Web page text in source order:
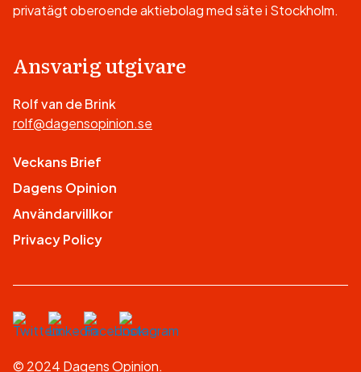
privatägt oberoende aktiebolag med säte i Stockholm.
Ansvarig utgivare
Rolf van de Brink
rolf@dagensopinion.se
Veckans Brief
Dagens Opinion
Användarvillkor
Privacy Policy
© 2024 Dagens Opinion.